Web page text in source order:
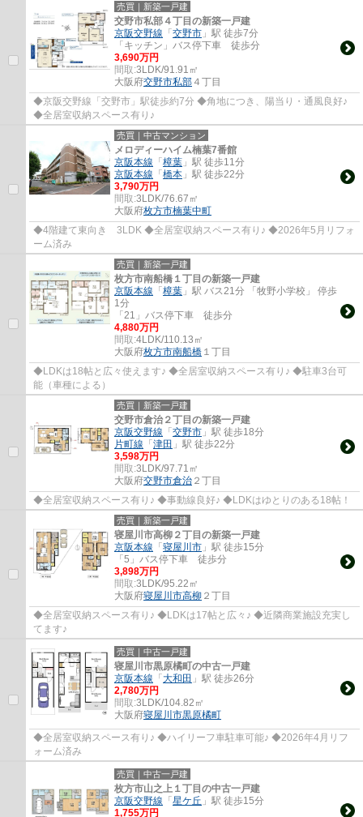
売買｜新築一戸建
交野市私部４丁目の新築一戸建
京阪交野線 「交野市 」駅 徒歩7分
「キッチン」バス停下車 徒歩分
3,690万円
間取:3LDK/91.91㎡
大阪府交野市私部 ４丁目
◆京阪交野線「交野市」駅徒歩約7分 ◆角地につき、陽当り・通風良好♪
◆全居室収納スペース有り♪
売買｜中古マンション
メロディーハイム楠葉7番館
京阪本線 「樟葉 」駅 徒歩11分
京阪本線 「橋本 」駅 徒歩22分
3,790万円
間取:3LDK/76.67㎡
大阪府枚方市楠葉中町
◆4階建て東向き 3LDK ◆全居室収納スペース有り♪ ◆2026年5月リフォ
ーム済み
売買｜新築一戸建
枚方市南船橋１丁目の新築一戸建
京阪本線 「樟葉 」駅 バス21分 「牧野小学校」 停歩
1分
「21」バス停下車 徒歩分
4,880万円
間取:4LDK/110.13㎡
大阪府枚方市南船橋 １丁目
◆LDKは18帖と広々使えます♪ ◆全居室収納スペース有り♪ ◆駐車3台可
能（車種による）
売買｜新築一戸建
交野市倉治２丁目の新築一戸建
京阪交野線 「交野市 」駅 徒歩18分
片町線 「津田 」駅 徒歩22分
3,598万円
間取:3LDK/97.71㎡
大阪府交野市倉治 ２丁目
◆全居室収納スペース有り♪ ◆事動線良好♪ ◆LDKはゆとりのある18帖！
売買｜新築一戸建
寝屋川市高柳２丁目の新築一戸建
京阪本線 「寝屋川市 」駅 徒歩15分
「5」バス停下車 徒歩分
3,898万円
間取:3LDK/95.22㎡
大阪府寝屋川市高柳 ２丁目
◆全居室収納スペース有り♪ ◆LDKは17帖と広々♪ ◆近隣商業施設充実し
てます♪
売買｜中古一戸建
寝屋川市黒原橘町の中古一戸建
京阪本線 「大和田 」駅 徒歩26分
2,780万円
間取:3LDK/104.82㎡
大阪府寝屋川市黒原橘町
◆全居室収納スペース有り♪ ◆ハイリーフ車駐車可能♪ ◆2026年4月リフ
ォーム済み
売買｜中古一戸建
枚方市山之上１丁目の中古一戸建
京阪交野線 「星ケ丘 」駅 徒歩15分
1,755万円